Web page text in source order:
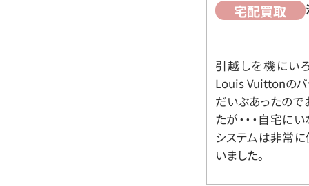
宅配買取
引越しを機にい
Louis Vuittonのバ
だいぶあったので
たが・・・自宅に
システムは非常に
いました。